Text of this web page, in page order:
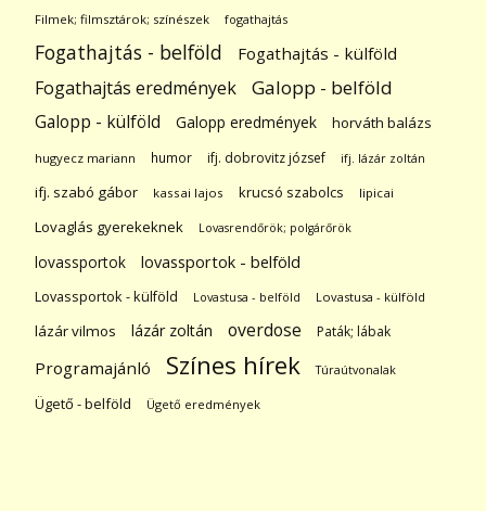
Filmek; filmsztárok; színészek fogathajtás
Fogathajtás - belföld Fogathajtás - külföld
Fogathajtás eredmények Galopp - belföld
Galopp - külföld Galopp eredmények horváth balázs
hugyecz mariann humor ifj. dobrovitz józsef ifj. lázár zoltán
ifj. szabó gábor kassai lajos krucsó szabolcs lipicai
Lovaglás gyerekeknek Lovasrendőrök; polgárőrök
lovassportok lovassportok - belföld
Lovassportok - külföld Lovastusa - belföld Lovastusa - külföld
lázár vilmos lázár zoltán overdose Paták; lábak
Programajánló Színes hírek Túraútvonalak
Ügető - belföld Ügető eredmények